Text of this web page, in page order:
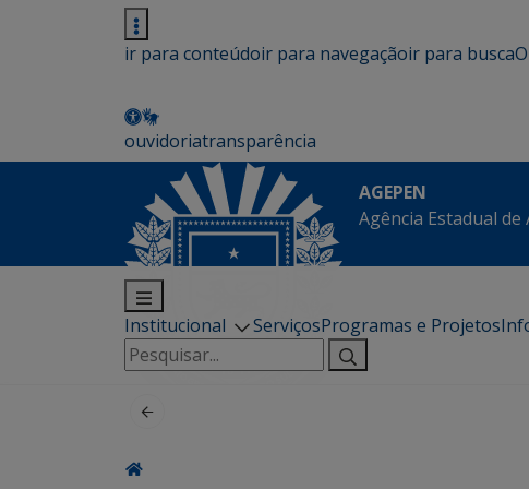
ir para conteúdoir para navegaçãoir para busca
ouvidoriatransparência
AGEPEN
Agência Estadual
Institucional ServiçosProgramas e Projetos
Pesquisar
por: